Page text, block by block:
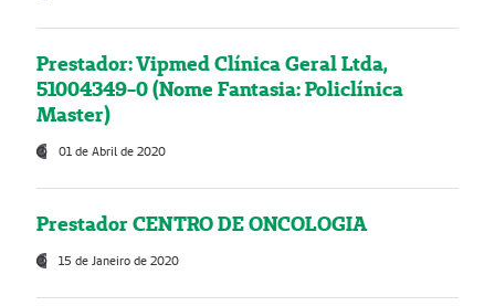
Prestador: Vipmed Clínica Geral Ltda,
51004349-0 (Nome Fantasia: Policlínica
Master)
01 de Abril de 2020
Prestador CENTRO DE ONCOLOGIA
15 de Janeiro de 2020